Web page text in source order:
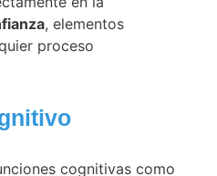
, elementos
proceso
cognitivas como